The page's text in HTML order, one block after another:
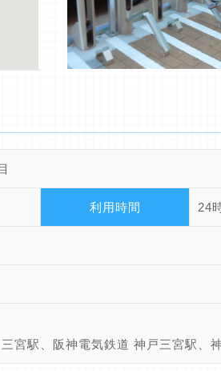
利用時間 24
宮駅、阪神電気鉄道 神戸三宮駅、